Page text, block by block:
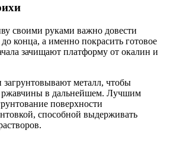
своими руками важно довести
конца, а именно покрасить готовое
зачищают платформу от окалин и
металл, чтобы
ржавчины в дальнейшем. Лучшим
поверхности
способной выдерживать